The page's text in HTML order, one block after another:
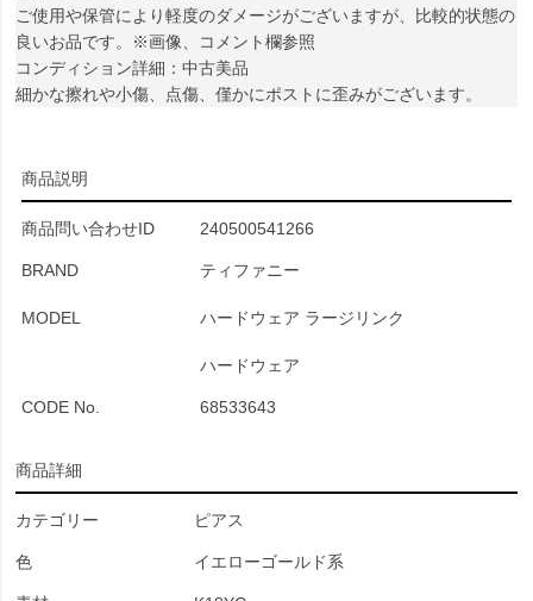
ご使用や保管により軽度のダメージがございますが、比較的状態の
良いお品です。※画像、コメント欄参照
コンディション詳細：中古美品
細かな擦れや小傷、点傷、僅かにポストに歪みがございます。
商品説明
商品問い合わせID 240500541266
BRAND ティファニー
MODEL ハードウェア ラージリンク
ハードウェア
CODE No. 68533643
商品詳細
カテゴリー ピアス
色 イエローゴールド系